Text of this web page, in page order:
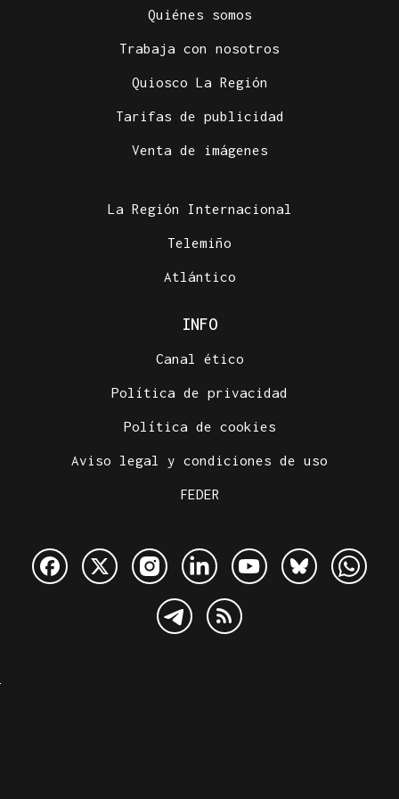
Quiénes somos
Trabaja con nosotros
Quiosco La Región
Tarifas de publicidad
Venta de imágenes
La Región Internacional
Telemiño
Atlántico
INFO
Canal ético
Política de privacidad
Política de cookies
Aviso legal y condiciones de uso
FEDER